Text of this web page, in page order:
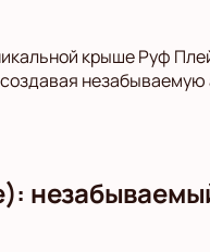
крыше Руф